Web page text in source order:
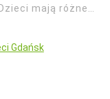
mają różne…
Gdańsk